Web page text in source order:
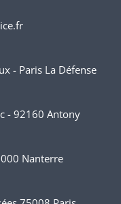
- Paris La Défense
- 92160 Antony
Nanterre